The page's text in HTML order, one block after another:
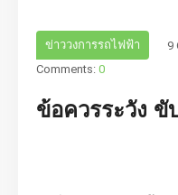
ข่าววงการรถไฟฟ้า 9
Comments: 0
ข้อควรระวัง